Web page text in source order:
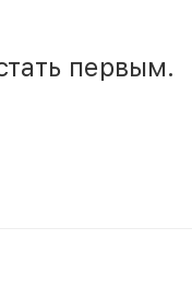
первым.